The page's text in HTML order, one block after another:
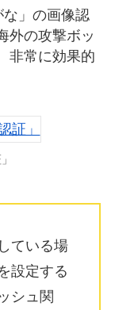
」の画像認
外の攻撃ボッ
非常に効果的
ている場
設定する
シュ関